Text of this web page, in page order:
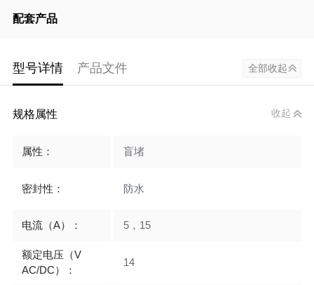
配套产品
型号详情 产品文件 全部收起
规格属性 收起
属性： 盲堵
密封性： 防水
电流（A）： 5，15
额定电压（V
AC/DC）：
14